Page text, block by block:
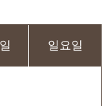
일요일